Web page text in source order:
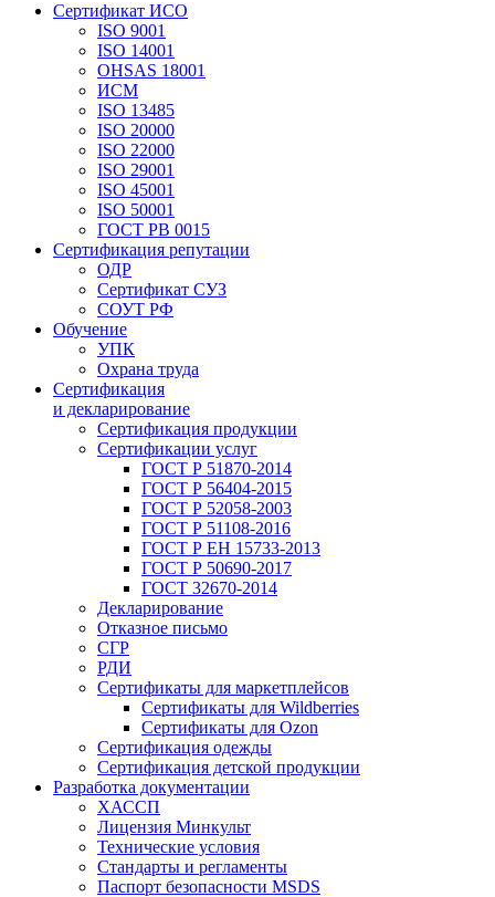
Сертификат ИСО
ISO 9001
ISO 14001
OHSAS 18001
ИСМ
ISO 13485
ISO 20000
ISO 22000
ISO 29001
ISO 45001
ISO 50001
ГОСТ РВ 0015
Сертификация репутации
ОДР
Сертификат СУЗ
СОУТ РФ
Обучение
УПК
Охрана труда
Сертификация
и декларирование
Сертификация продукции
Сертификации услуг
ГОСТ Р 51870-2014
ГОСТ Р 56404-2015
ГОСТ Р 52058-2003
ГОСТ Р 51108-2016
ГОСТ Р ЕН 15733-2013
ГОСТ Р 50690-2017
ГОСТ 32670-2014
Декларирование
Отказное письмо
СГР
РДИ
Сертификаты для маркетплейсов
Сертификаты для Wildberries
Сертификаты для Ozon
Сертификация одежды
Сертификация детской продукции
Разработка документации
ХАССП
Лицензия Минкульт
Технические условия
Стандарты и регламенты
Паспорт безопасности MSDS